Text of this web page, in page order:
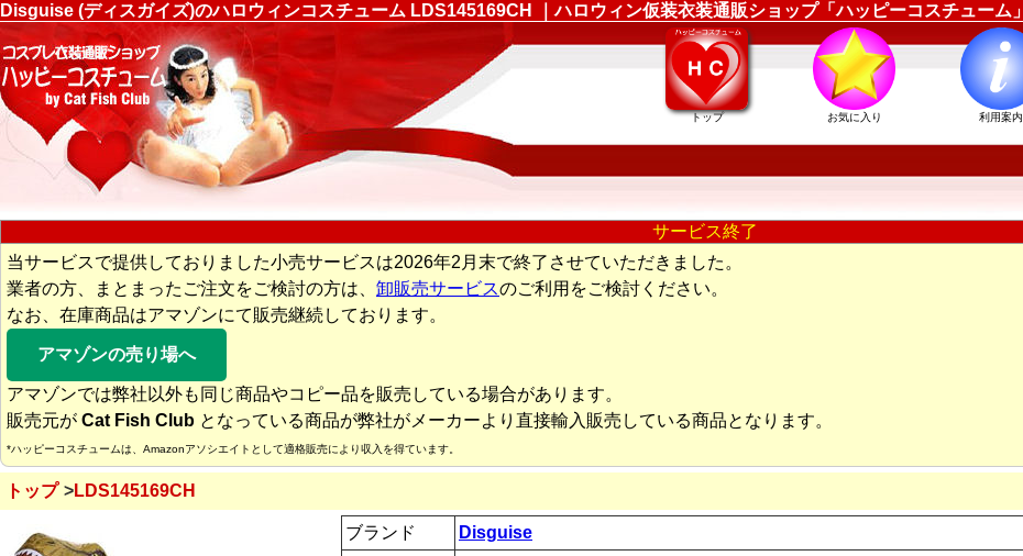
Disguise (ディスガイズ)のハロウィンコスチューム LDS145169CH ｜ハロウィン仮装衣装通販ショップ「ハッピーコスチューム」
トップ お気に入り 利用案内
サービス終了
当サービスで提供しておりました小売サービスは2026年2月末で終了させていただきました。
業者の方、まとまったご注文をご検討の方は、 卸販売サービスのご利用をご検討ください。
なお、在庫商品はアマゾンにて販売継続しております。
アマゾンの売り場へ
アマゾンでは弊社以外も同じ商品やコピー品を販売している場合があります。
販売元が Cat Fish Club となっている商品が弊社がメーカーより直接輸入販売している商品となります。
*ハッピーコスチュームは、Amazonアソシエイトとして適格販売により収入を得ています。
トップ LDS145169CH
ブランド Disguise